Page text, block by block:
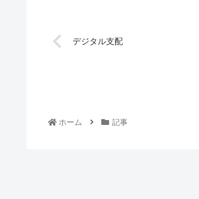
デジタル支配
ホーム 記事